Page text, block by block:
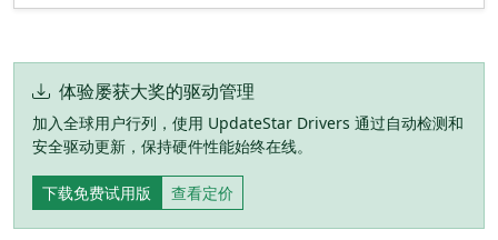
体验屡获大奖的驱动管理
加入全球用户行列，使用 UpdateStar Drivers 通过自动检测和
安全驱动更新，保持硬件性能始终在线。
下载免费试用版 查看定价